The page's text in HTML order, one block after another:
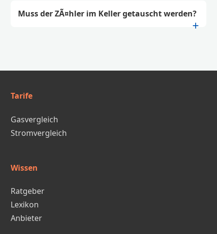
Muss der ZÃ¤hler im Keller getauscht werden?
Tarife
Gasvergleich
Stromvergleich
Wissen
Ratgeber
Lexikon
Anbieter